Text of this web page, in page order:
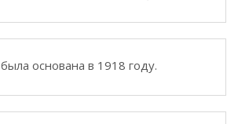
была основана в 1918 году.